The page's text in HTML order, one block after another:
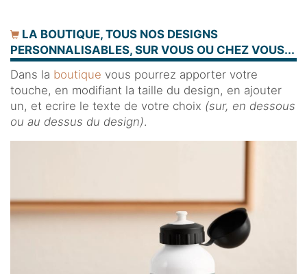
LA BOUTIQUE, TOUS NOS DESIGNS
PERSONNALISABLES, SUR VOUS OU CHEZ VOUS...
Dans la boutique vous pourrez apporter votre
touche, en modifiant la taille du design, en ajouter
un, et ecrire le texte de votre choix (sur, en dessous
ou au dessus du design).